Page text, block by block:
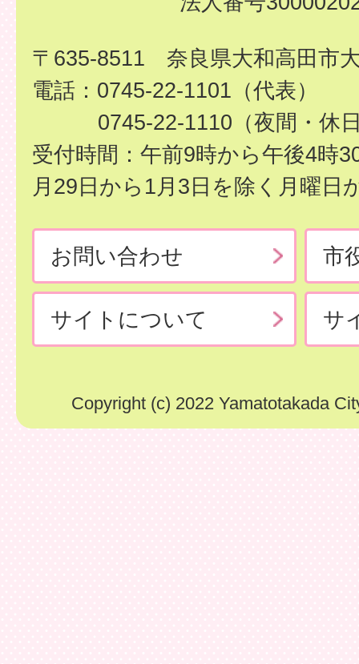
〒635-8511 奈良県大和高田市
電話：0745-22-1101（代表）
0745-22-1110（夜間・休
受付時間：午前9時から午後4時
月29日から1月3日を除く月曜日
お問い合わせ 市
サイトについて サ
Copyright (c) 2022 Yamatotakada